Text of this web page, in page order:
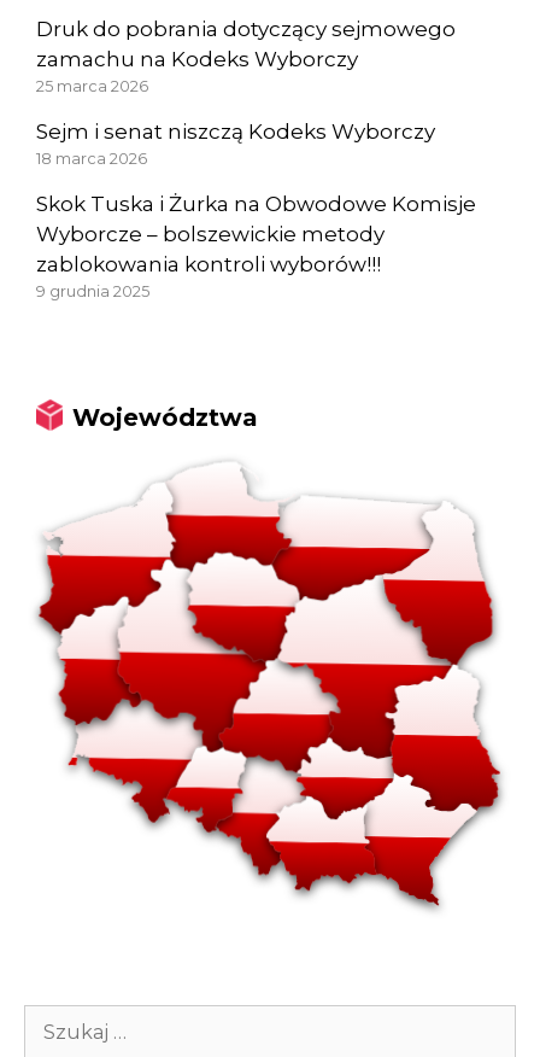
Druk do pobrania dotyczący sejmowego
zamachu na Kodeks Wyborczy
25 marca 2026
Sejm i senat niszczą Kodeks Wyborczy
18 marca 2026
Skok Tuska i Żurka na Obwodowe Komisje
Wyborcze – bolszewickie metody
zablokowania kontroli wyborów!!!
9 grudnia 2025
Województwa
Szukaj: